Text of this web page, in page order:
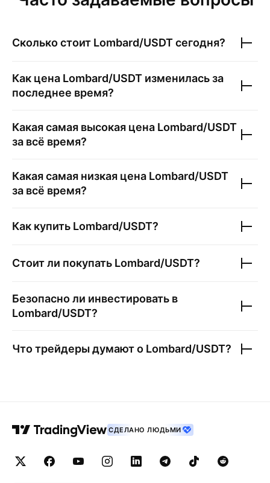
Сколько стоит Lombard/USDTсегодня?
Как цена Lombard/USDT изменилась за
последнее время?
Какая самая высокая цена Lombard/USDT
за всё время?
Какая самая низкая цена Lombard/USDT
за всё время?
Как купить Lombard/USDT?
Стоит ли покупать Lombard/USDT?
Безопасно ли инвестировать в
Lombard/USDT?
Что трейдеры думают о Lombard/USDT?
СДЕЛАНО ЛЮДЬМИ